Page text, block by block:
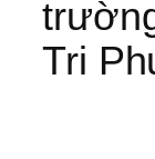
Tri